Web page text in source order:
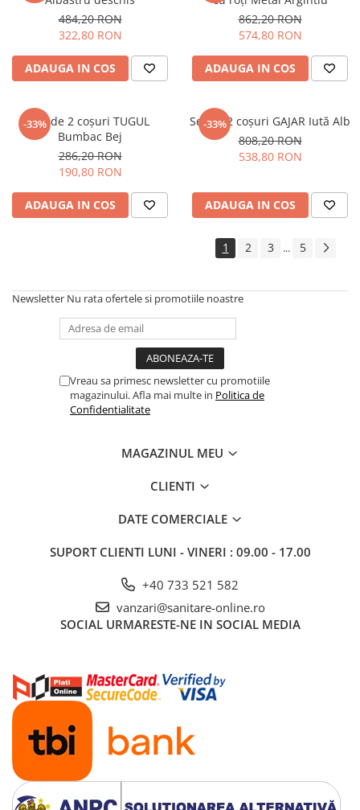
484,20 RON
322,80 RON
ADAUGA IN COS
862,20 RON
574,80 RON
ADAUGA IN COS
-33%
Set de 2 coșuri TUGUL
Bumbac Bej
286,20 RON
190,80 RON
ADAUGA IN COS
-33%
Set de 2 coșuri GAJAR Iută Alb
808,20 RON
538,80 RON
ADAUGA IN COS
1 2 3 ... 5
Newsletter Nu rata ofertele si promotiile noastre
Vreau sa primesc newsletter cu promotiile
magazinului. Afla mai multe in Politica de
Confidentialitate
MAGAZINUL MEU
CLIENTI
DATE COMERCIALE
SUPORT CLIENTI LUNI - VINERI : 09.00 - 17.00
+40 733 521 582
vanzari@sanitare-online.ro
SOCIAL URMARESTE-NE IN SOCIAL MEDIA